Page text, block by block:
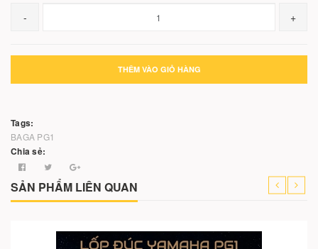
- +
THÊM VÀO GIỎ HÀNG
Tags:
BAGA PG1
Chia sẻ:
SẢN PHẨM LIÊN QUAN